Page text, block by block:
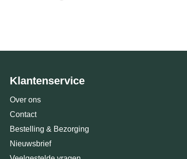
Klantenservice
Over ons
Contact
Bestelling & Bezorging
Nieuwsbrief